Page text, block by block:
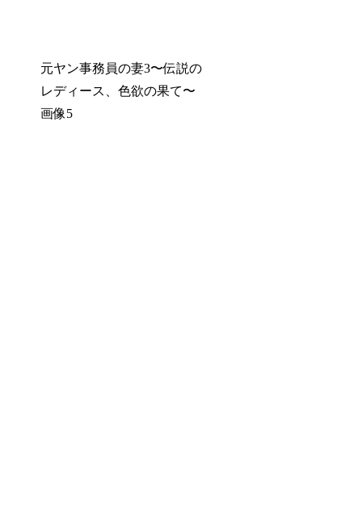
元ヤン事務員の妻3〜伝説の
レディース、色欲の果て〜
画像5